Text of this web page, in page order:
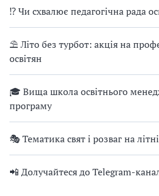
⁉ Чи схвалює педагогічна рада
⛱ Літо без турбот: акція на
освітян
🎓 Вища школа освітнього
програму
🎭 Тематика свят і розваг на
📲 Долучайтеся до Telegram-